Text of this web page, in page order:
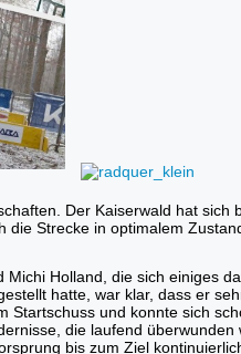
Der Kaiserwald hat sich
Strecke in optimalem
Holland, die sich einiges
hatte, war klar, dass er
Startschuss und konnte sich
die laufend überwunden
bis zum Ziel